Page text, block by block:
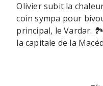
Olivier subit la
coin sympa pour
principal, le Vardar.
la capitale de la